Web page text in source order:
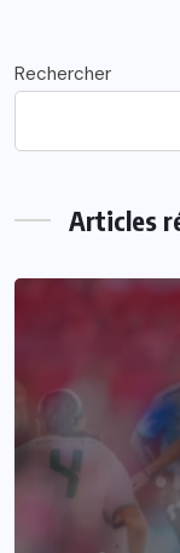
Rechercher
Articles